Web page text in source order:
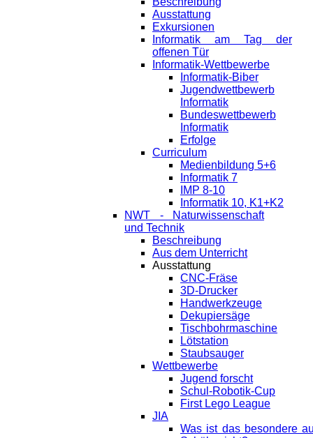
Ausstattung
Exkursionen
Informatik am Tag der
offenen Tür
Informatik-Wettbewerbe
Informatik-Biber
Jugendwettbewerb
Informatik
Bundeswettbewerb
Informatik
Erfolge
Curriculum
Medienbildung 5+6
Informatik 7
IMP 8-10
Informatik 10, K1+K2
NWT - Naturwissenschaft
und Technik
Beschreibung
Aus dem Unterricht
Ausstattung
CNC-Fräse
3D-Drucker
Handwerkzeuge
Dekupiersäge
Tischbohrmaschine
Lötstation
Staubsauger
Wettbewerbe
Jugend forscht
Schul-Robotik-Cup
First Lego League
JIA
Was ist das besondere